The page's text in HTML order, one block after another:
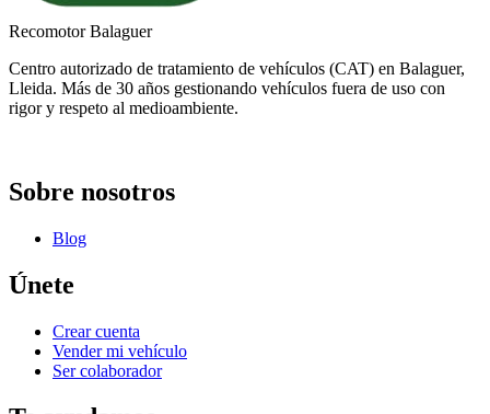
Recomotor Balaguer
Centro autorizado de tratamiento de vehículos (CAT) en Balaguer,
Lleida. Más de 30 años gestionando vehículos fuera de uso con
rigor y respeto al medioambiente.
Sobre nosotros
Blog
Únete
Crear cuenta
Vender mi vehículo
Ser colaborador